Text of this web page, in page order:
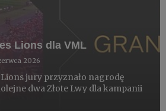
Lions dla VML
2026
jury przyznało nagrodę
dwa Złote Lwy dla kampanii